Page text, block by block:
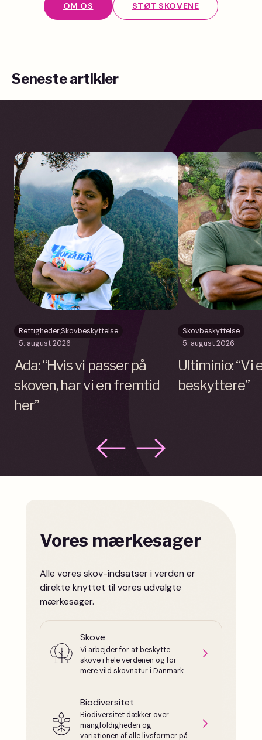
OM OS STØT SKOVENE
Seneste artikler
Rettigheder,Skovbeskyttelse
5. august 2026
Ada: “Hvis vi passer på
skoven, har vi en fremtid
her”
Skovbeskyttelse
5. august 2026
Ultiminio: “Vi
beskyttere”
Vores mærkesager
Alle vores skov-indsatser i verden er
direkte knyttet til vores udvalgte
mærkesager.
Skove
Vi arbejder for at beskytte
skove i hele verdenen og for
mere vild skovnatur i Danmark
Biodiversitet
Biodiversitet dækker over
mangfoldigheden og
variationen af alle livsformer på